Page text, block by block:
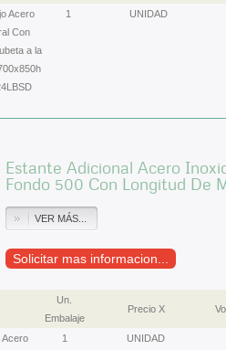
Acero
Con
a la
1 UNIDAD
Estante Adicional Acero
Fondo 500 Con Longitud De
VER MÁS...
Solicitar mas informacion...
Un.
Embalaje
Precio X
Acero
1 UNIDAD